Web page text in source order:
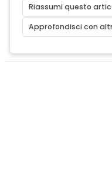
Riassumi questo
Approfondisci con